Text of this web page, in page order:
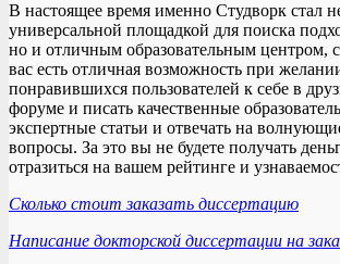
В настоящее время именно Студворк стал
универсальной площадкой для поиска
но и отличным образовательным центром,
вас есть отличная возможность при
понравившихся пользователей к себе в
форуме и писать качественные
экспертные статьи и отвечать на
вопросы. За это вы не будете получать
отразиться на вашем рейтинге и
Сколько стоит заказать диссертацию
Написание докторской диссертации на